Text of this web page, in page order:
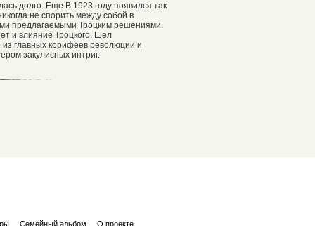
долго. Еще В 1923 году появился так
не спорить между собой в
предлагаемыми Троцким решениями.
и влияние Троцкого. Шел
главных корифеев революции и
закулисных интриг.
Семейный альбом О проекте